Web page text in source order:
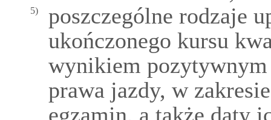
5)
poszczególne rodzaje
ukończonego kursu
wynikiem pozytywnym
prawa jazdy, w
egzamin, a także daty